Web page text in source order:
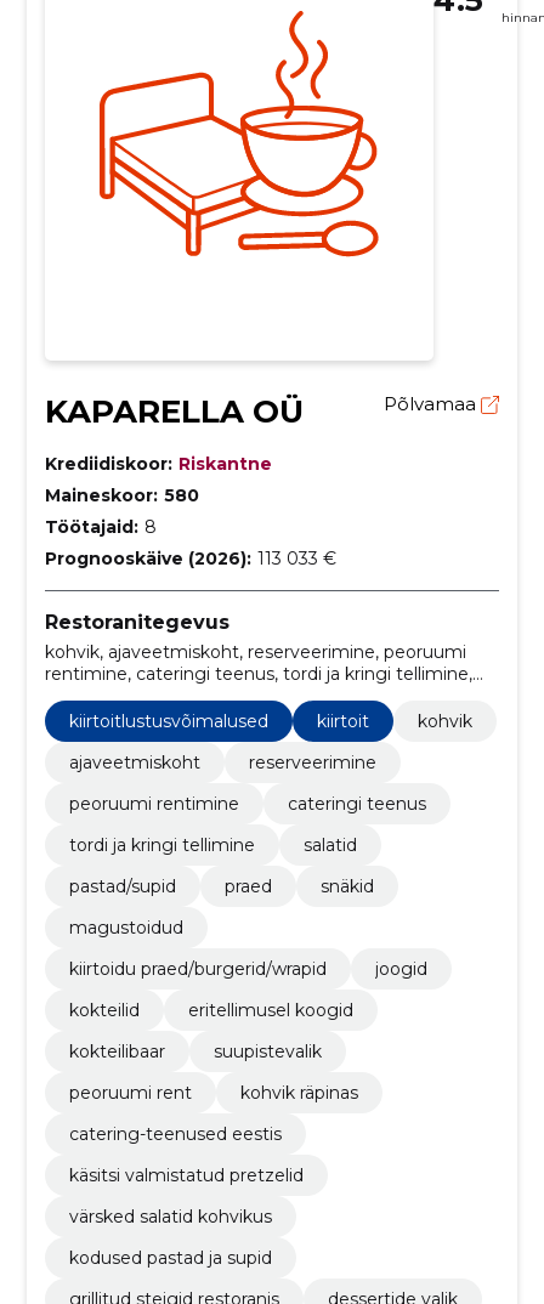
KAPARELLA OÜ Põlvamaa
Krediidiskoor: Riskantne
Maineskoor: 580
Töötajaid: 8
Prognooskäive (2026): 113 033 €
Restoranitegevus
kohvik, ajaveetmiskoht, reserveerimine, peoruumi
rentimine, cateringi teenus, tordi ja kringi tellimine,
kiirtoitlustusvõimalused
kiirtoit
kohvik
ajaveetmiskoht
reserveerimine
peoruumi rentimine
cateringi teenus
tordi ja kringi tellimine
salatid
pastad/supid
praed
snäkid
magustoidud
kiirtoidu praed/burgerid/wrapid
joogid
kokteilid
eritellimusel koogid
kokteilibaar
suupistevalik
peoruumi rent
kohvik räpinas
catering-teenused eestis
käsitsi valmistatud pretzelid
värsked salatid kohvikus
kodused pastad ja supid
grillitud steigid restoranis
dessertide valik